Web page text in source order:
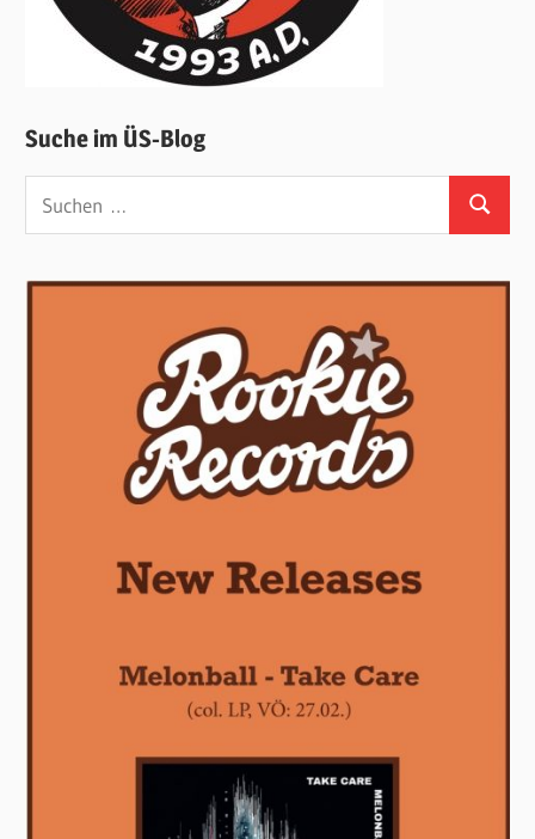
Suche im ÜS-Blog
Suchen